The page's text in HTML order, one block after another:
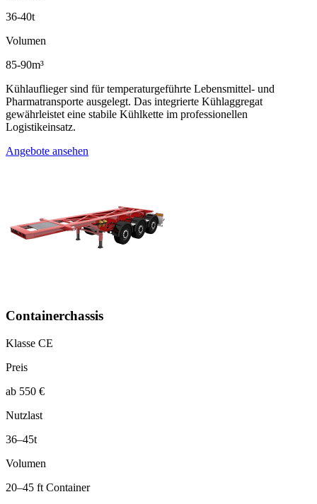
36-40t
Volumen
85-90m³
Kühlauflieger sind für temperaturgeführte Lebensmittel- und
Pharmatransporte ausgelegt. Das integrierte Kühlaggregat
gewährleistet eine stabile Kühlkette im professionellen
Logistikeinsatz.
Angebote ansehen
Containerchassis
Klasse CE
Preis
ab 550 €
Nutzlast
36–45t
Volumen
20–45 ft Container